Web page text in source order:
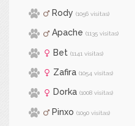
Rody (1056 visitas)
Apache (1135 visitas)
Bet (1141 visitas)
Zafira (1054 visitas)
Dorka (1008 visitas)
Pinxo (1090 visitas)